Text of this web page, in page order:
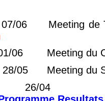
06 Meeting de
06
Meeting du
28/05
Meeting du
26/04